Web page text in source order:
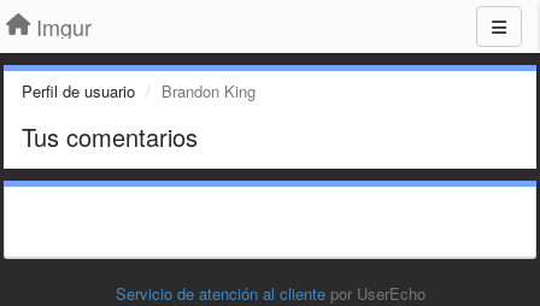
Imgur
Perfil de usuario Brandon King
Tus comentarios
Servicio de atención al cliente por UserEcho